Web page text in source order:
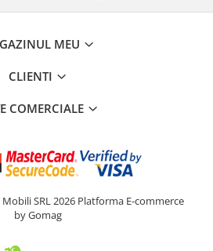
MEU
CLIENTI
COMERCIALE
SRL 2026 Platforma E-commerce
by Gomag